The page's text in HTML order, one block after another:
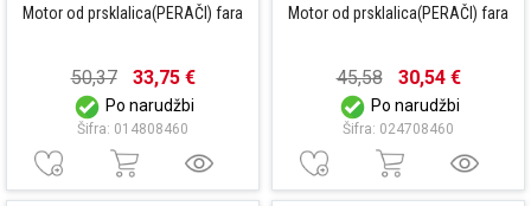
Motor od prsklalica(PERAČI) fara
50,37 33,75 €
Po narudžbi
Šifra: 014808460
Motor od prsklalica(PERAČI) fara
45,58 30,54 €
Po narudžbi
Šifra: 024708460